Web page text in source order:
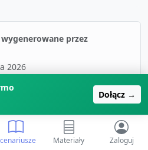
wygenerowane przez
2026
Gumowej Kaczki"
scenariusze
Dołącz →
Materiały Zaloguj